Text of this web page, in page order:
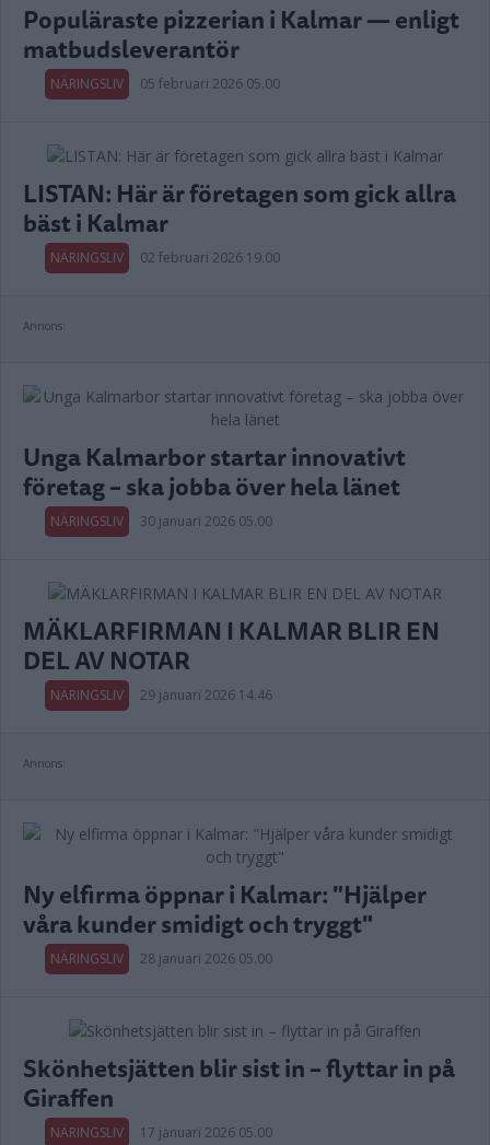
Populäraste pizzerian i Kalmar — enligt
matbudsleverantör
NÄRINGSLIV 05 februari 2026 05.00
LISTAN: Här är företagen som gick allra
bäst i Kalmar
NÄRINGSLIV 02 februari 2026 19.00
Annons:
Unga Kalmarbor startar innovativt
företag – ska jobba över hela länet
NÄRINGSLIV 30 januari 2026 05.00
MÄKLARFIRMAN I KALMAR BLIR EN
DEL AV NOTAR
NÄRINGSLIV 29 januari 2026 14.46
Annons:
Ny elfirma öppnar i Kalmar: "Hjälper
våra kunder smidigt och tryggt"
NÄRINGSLIV 28 januari 2026 05.00
Skönhetsjätten blir sist in – flyttar in på
Giraffen
NÄRINGSLIV 17 januari 2026 05.00